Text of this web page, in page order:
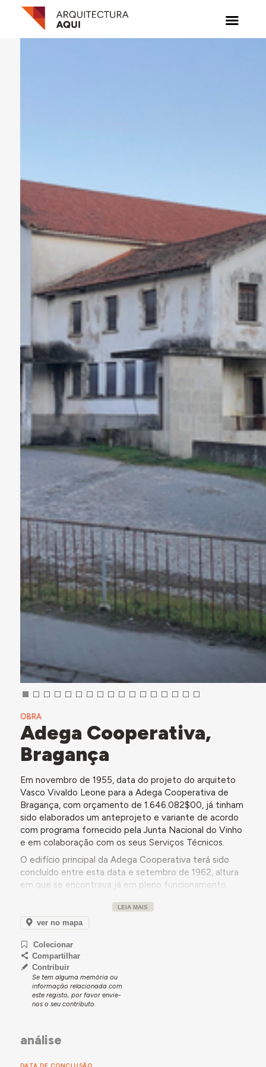
OBRA
Adega Cooperativa,
Bragança
Em novembro de 1955, data do projeto do arquiteto
Vasco Vivaldo Leone para a Adega Cooperativa de
Bragança, com orçamento de 1.646.082$00, já tinham
sido elaborados um anteprojeto e variante de acordo
com programa fornecido pela Junta Nacional do Vinho
e em colaboração com os seus Serviços Técnicos.
O edifício principal da Adega Cooperativa terá sido
concluído entre esta data e setembro de 1962, altura
em que se encontrava já em pleno funcionamento.
capacidade da adega, assim como de um grande
aumento de associados, a Adega Cooperativa de
um edifício anexo. No entanto, por se iniciarem as
obras sem licença camarária, a adega cooperativa foi
autuada, tendo posteriormente efetuado um pedido
de autorização de construção, a título provisório, de
um barracão junto à adega, com projeto de António
Augusto Paradinha.
foram-se expandindo, de acordo com o seu crescente
Terra Fria voltou a sentir a necessidade de expansão,
LEIA MAIS
ver no mapa
Colecionar
Compartilhar
Contribuir
Se tem alguma memória ou
informação relacionada com
este registo, por favor envie-
nos o seu contributo.
análise